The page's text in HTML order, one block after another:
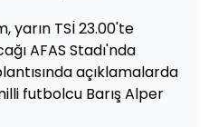
yarın TSİ 23.00'te
AFAS Stadı'nda
açıklamalarda
futbolcu Barış Alper